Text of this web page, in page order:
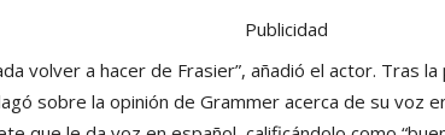
Publicidad
volver a hacer de Frasier”, añadió el actor. Tras
sobre la opinión de Grammer acerca de su voz